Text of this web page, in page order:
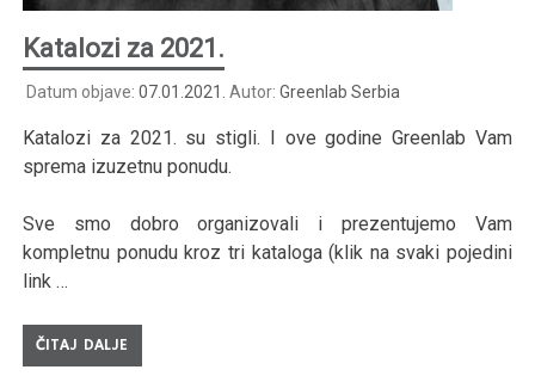
Katalozi za 2021.
Datum objave: 07.01.2021. Autor: Greenlab Serbia
Katalozi za 2021. su stigli. I ove godine Greenlab Vam
sprema izuzetnu ponudu.
Sve smo dobro organizovali i prezentujemo Vam
kompletnu ponudu kroz tri kataloga (klik na svaki pojedini
link …
ČITAJ DALJE